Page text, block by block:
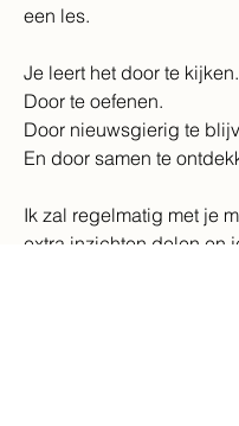
een les.
Je leert het door te kijken.
Door te oefenen.
Door nieuwsgierig te
En door samen te
Ik zal regelmatig met je
extra inzichten delen en